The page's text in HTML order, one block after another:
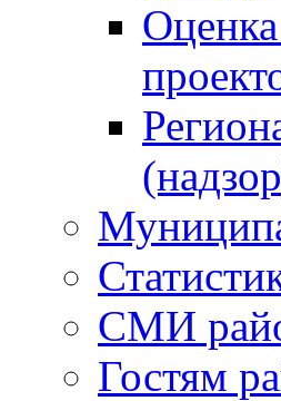
СМИ
Гостям